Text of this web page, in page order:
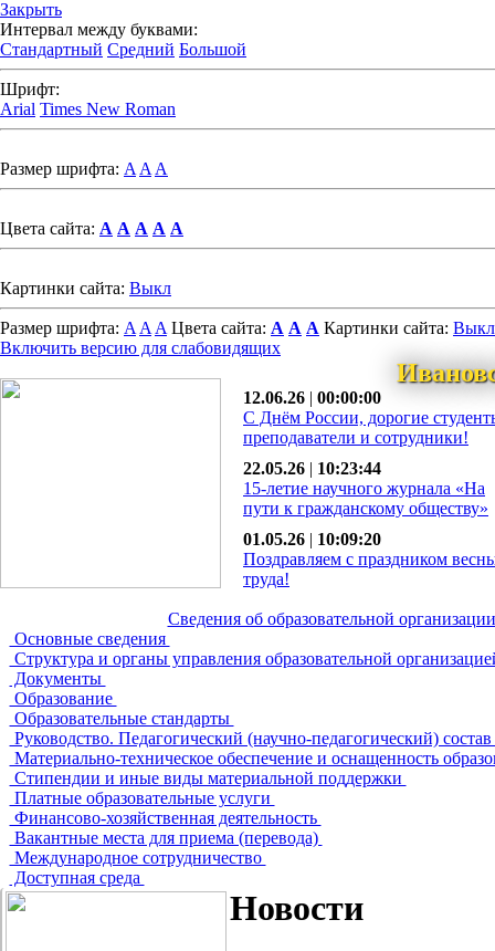
Закрыть
Интервал между буквами:
Стандартный Средний Большой
Шрифт:
Arial Times New Roman
Размер шрифта: A A A
Цвета сайта: A A A A A
Картинки сайта: Выкл
Размер шрифта: A A A Цвета сайта: A A A Картинки сайта: Выкл
Включить версию для слабовидящих
12.06.26 | 00:00:00
С Днём России, дорогие
преподаватели и сотрудники!
22.05.26 | 10:23:44
15-летие научного журнала «На
пути к гражданскому обществу»
01.05.26 | 10:09:20
Поздравляем с праздником
труда!
Сведения об образовательной организации
Основные сведения
Структура и органы управления образовательной
Документы
Образование
Образовательные стандарты
Руководство. Педагогический (научно-педагогический) состав
Материально-техническое обеспечение и оснащенность
Стипендии и иные виды материальной поддержки
Платные образовательные услуги
Финансово-хозяйственная деятельность
Вакантные места для приема (перевода)
Международное сотрудничество
Доступная среда
Новости